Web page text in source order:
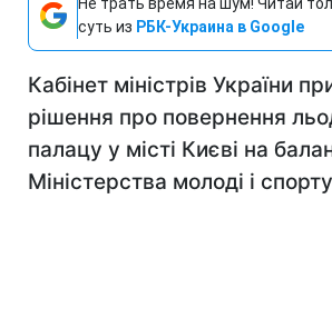
суть из РБК-Украина в Google
Кабінет міністрів України
рішення про повернення
палацу у місті Києві на
Міністерства молоді і